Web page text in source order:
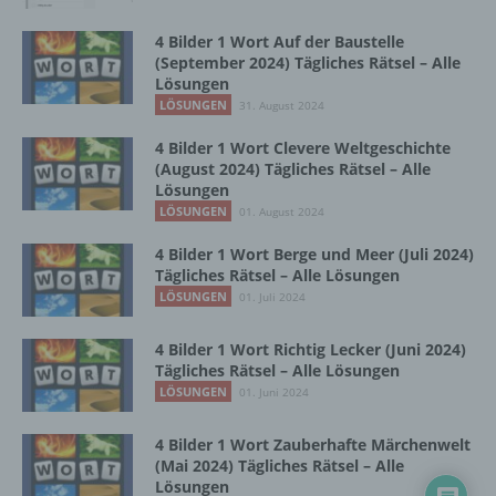
4 Bilder 1 Wort Auf der Baustelle
(September 2024) Tägliches Rätsel – Alle
Lösungen
LÖSUNGEN 31. August 2024
4 Bilder 1 Wort Clevere Weltgeschichte
(August 2024) Tägliches Rätsel – Alle
Lösungen
LÖSUNGEN 01. August 2024
4 Bilder 1 Wort Berge und Meer (Juli 2024)
Tägliches Rätsel – Alle Lösungen
LÖSUNGEN 01. Juli 2024
4 Bilder 1 Wort Richtig Lecker (Juni 2024)
Tägliches Rätsel – Alle Lösungen
LÖSUNGEN 01. Juni 2024
4 Bilder 1 Wort Zauberhafte Märchenwelt
(Mai 2024) Tägliches Rätsel – Alle
Lösungen
Daten wie das Erheben, das Erfassen, die
Organisation, das Ordnen, die Speicherung,
die Anpassung oder Veränderung, das
Auslesen, das Abfragen, die Verwendung,
Verbreitung oder eine andere Form der
Bereitstellung, den Abgleich oder die
Verknüpfung, die Einschränkung, das
Löschen oder die Vernichtung.
d) Einschränkung der Verarbeitung
Einschränkung der Verarbeitung ist die
Markierung gespeicherter
personenbezogener Daten mit dem Ziel, ihre
künftige Verarbeitung einzuschränken.
e) Profiling